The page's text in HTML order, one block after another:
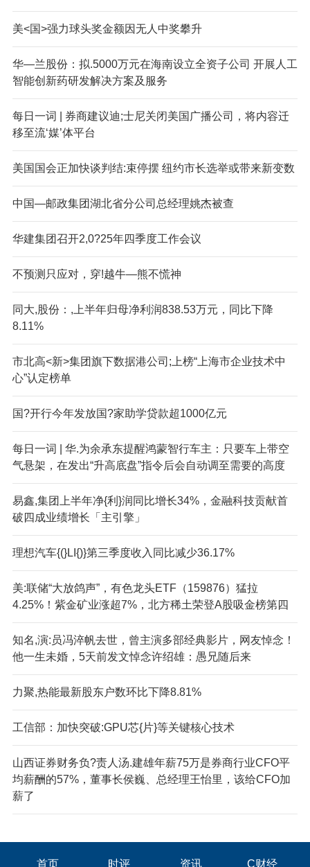
美<国>强力球头奖金额因无人中奖攀升
华—兰股份：拟.5000万元在海南设立全资子公司 开展人工
智能创新药研发解决方案及服务
每日一词 | 券商建议迪;士尼关闭美国广播公司，将内容迁
移至流‘媒’体平台
美国国会正加快谈判结:束停摆 纽约市长选举或带来新变数
中国—邮政集团湖北省分公司总经理姚杰被查
华建集团召开2,0?25年四季度工作会议
不预测只应对，穿!越牛—熊不慌神
同大,股份：,上半年归母净利润838.53万元，同比下降
8.11%
市北高<新>集团旗下数据港公司;上榜“上海市企业技术中
心”认定榜单
国?开行今年发放国?家助学贷款超1000亿元
每日一词 | 华.为余承东提醒鸿蒙智行车主：只要车上带空
气悬架，在发出“升高底盘”指令后会自动调至需要的高度
易鑫,集团上半年净{利}润同比增长34%，金融科技贡献首
破四成业绩增长「主引擎」
理想汽车{(}LI{)}第三季度收入同比减少36.17%
美:联储“大放鸽声”，有色龙头ETF（159876）猛拉
4.25%！紫金矿业涨超7%，北方稀土荣登A股吸金榜第四
知名,演:员冯淬帆去世，曾主演多部经典影片，网友悼念！
他一生未婚，5天前发文悼念许绍雄：愚兄随后来
力聚,热能最新股东户数环比下降8.81%
工信部：加快突破:GPU芯{片}等关键核心技术
山西证券财务负?责人汤.建雄年薪75万是券商行业CFO平
均薪酬的57%，董事长侯巍、总经理王怡里，该给CFO加
薪了
首页 时评 资讯 C财经